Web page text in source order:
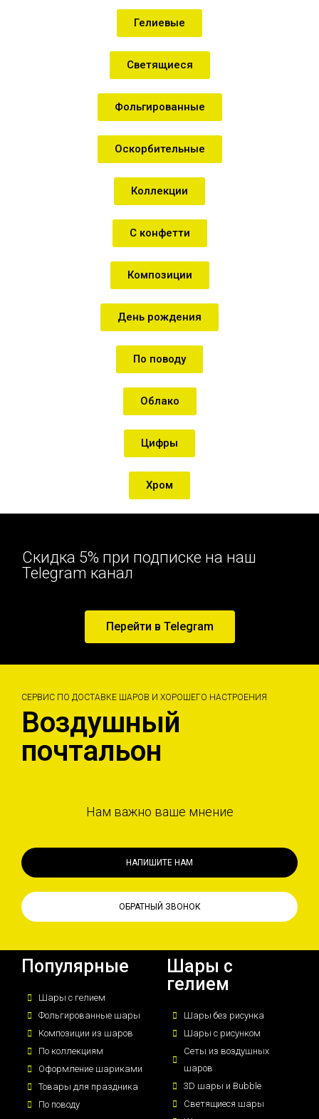
Гелиевые
Светящиеся
Фольгированные
Оскорбительные
Коллекции
С конфетти
Композиции
День рождения
По поводу
Облако
Цифры
Хром
Скидка 5% при подписке на наш
Telegram канал
Перейти в Telegram
СЕРВИС ПО ДОСТАВКЕ ШАРОВ И ХОРОШЕГО НАСТРОЕНИЯ
Воздушный
почтальон
Нам важно ваше мнение
НАПИШИТЕ НАМ
ОБРАТНЫЙ ЗВОНОК
Популярные
Шары с гелием
Фольгированные шары
Композиции из шаров
По коллекциям
Оформление шариками
Товары для праздника
По поводу
Шары с
гелием
Шары без рисунка
Шары с рисунком
Сеты из воздушных
шаров
3D шары и Bubble
Светящиеся шары